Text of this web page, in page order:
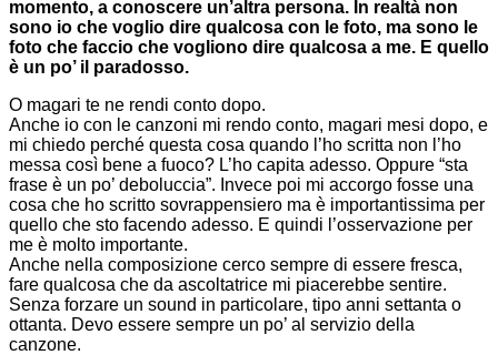
momento, a conoscere un’altra persona. In realtà non
sono io che voglio dire qualcosa con le foto, ma sono le
foto che faccio che vogliono dire qualcosa a me. E quello
è un po’ il paradosso.
O magari te ne rendi conto dopo.
Anche io con le canzoni mi rendo conto, magari mesi dopo, e
mi chiedo perché questa cosa quando l’ho scritta non l’ho
messa così bene a fuoco? L’ho capita adesso. Oppure “sta
frase è un po’ deboluccia”. Invece poi mi accorgo fosse una
cosa che ho scritto sovrappensiero ma è importantissima per
quello che sto facendo adesso. E quindi l’osservazione per
me è molto importante.
Anche nella composizione cerco sempre di essere fresca,
fare qualcosa che da ascoltatrice mi piacerebbe sentire.
Senza forzare un sound in particolare, tipo anni settanta o
ottanta. Devo essere sempre un po’ al servizio della
canzone.